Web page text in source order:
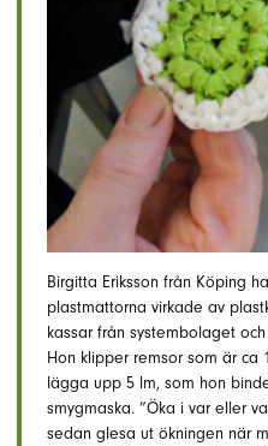
Birgitta Eriksson från Köping
plastmattorna virkade av
kassar från systembolaget
Hon klipper remsor som är
lägga upp 5 lm, som hon
smygmaska. ”Öka i var eller
sedan glesa ut ökningen när